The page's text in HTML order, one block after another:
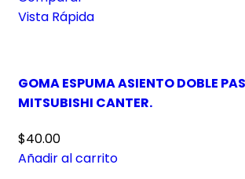
Vista Rápida
GOMA ESPUMA ASIENTO DOBLE
MITSUBISHI CANTER.
$40.00
Añadir al carrito